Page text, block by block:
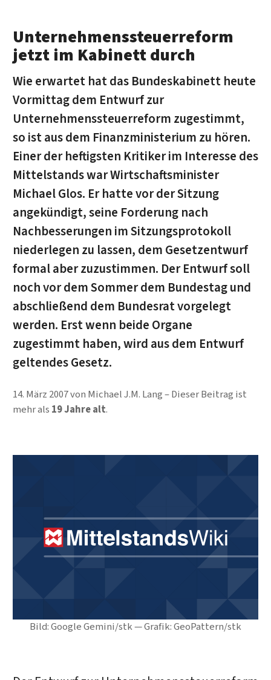
Bild: Google Gemini/stk — Grafik: GeoPattern/stk
Unternehmenssteuerreform
jetzt im Kabinett durch
Wie erwartet hat das Bundeskabinett heute
Vormittag dem Entwurf zur
Unternehmenssteuerreform zugestimmt,
so ist aus dem Finanzministerium zu hören.
Einer der heftigsten Kritiker im Interesse des
Mittelstands war Wirtschaftsminister
Michael Glos. Er hatte vor der Sitzung
angekündigt, seine Forderung nach
Nachbesserungen im Sitzungsprotokoll
niederlegen zu lassen, dem Gesetzentwurf
formal aber zuzustimmen. Der Entwurf soll
noch vor dem Sommer dem Bundestag und
abschließend dem Bundesrat vorgelegt
werden. Erst wenn beide Organe
zugestimmt haben, wird aus dem Entwurf
geltendes Gesetz.
14. März 2007von Michael J.M. Lang
Dieser Beitrag ist
mehr als 19 Jahre alt.